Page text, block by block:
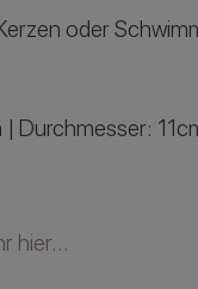
oder
Durchmesser:
hier…